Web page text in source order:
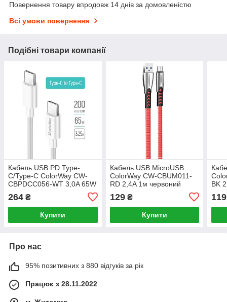
Повернення товару впродовж 14 днів за домовленістю
Всі умови повернення
Подібні товари компанії
Кабель USB PD Type-
C/Type-C ColorWay CW-
CBPDCC056-WT 3,0A 65W
264 ₴
Купити
Кабель USB MicroUSB
ColorWay CW-CBUM011-
RD 2,4A 1м червоний
129₴
Купити
BK
119
Про нас
95% позитивних з 880 відгуків за рік
Працює з 28.11.2022